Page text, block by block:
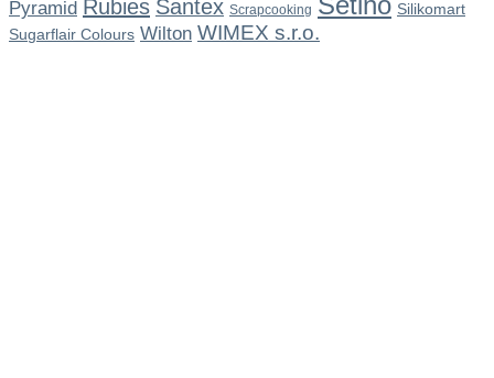
Pyramid Rubies Santex Scrapcooking Silikomart
Sugarflair Colours Wilton WIMEX s.r.o.